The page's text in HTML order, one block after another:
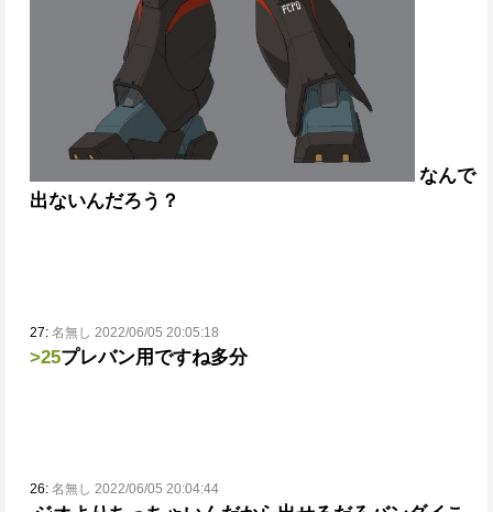
なんで
出ないんだろう？
27: 名無し 2022/06/05 20:05:18
>25プレバン用ですね多分
26: 名無し 2022/06/05 20:04:44